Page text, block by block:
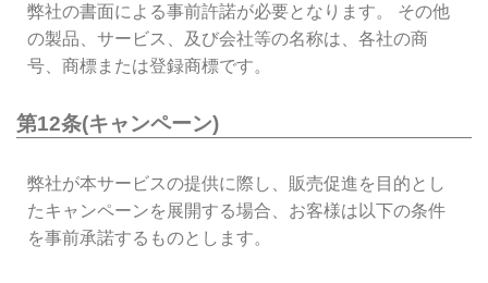
弊社の書面による事前許諾が必要となります。 その他
の製品、サービス、及び会社等の名称は、各社の商
号、商標または登録商標です。
第12条(キャンペーン)
弊社が本サービスの提供に際し、販売促進を目的とし
たキャンペーンを展開する場合、お客様は以下の条件
を事前承諾するものとします。